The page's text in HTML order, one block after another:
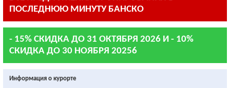
ПОСЛЕДНЮЮ МИНУТУ БАНСКО
- 15% СКИДКА ДО 31 ОКТЯБРЯ 2026 И - 10%
СКИДКА ДО 30 НОЯБРЯ 20256
Информация о курорте